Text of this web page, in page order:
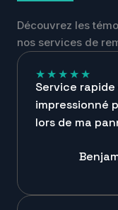
Découvrez les
nos services de
★ ★ ★ ★ ★
Service
impressionné
lors de ma